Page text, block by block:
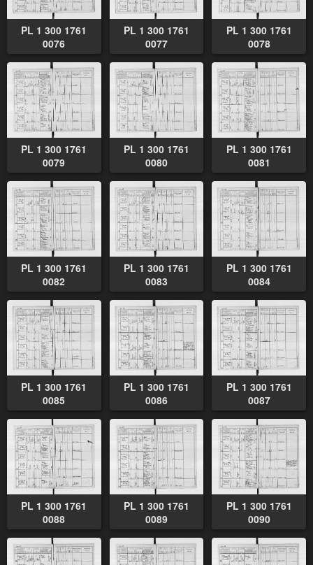
PL 1 300 1761
0076
PL 1 300 1761
0077
PL 1 300 1761
0078
PL 1 300 1761
0079
PL 1 300 1761
0080
PL 1 300 1761
0081
PL 1 300 1761
0082
PL 1 300 1761
0083
PL 1 300 1761
0084
PL 1 300 1761
0085
PL 1 300 1761
0086
PL 1 300 1761
0087
PL 1 300 1761
0088
PL 1 300 1761
0089
PL 1 300 1761
0090